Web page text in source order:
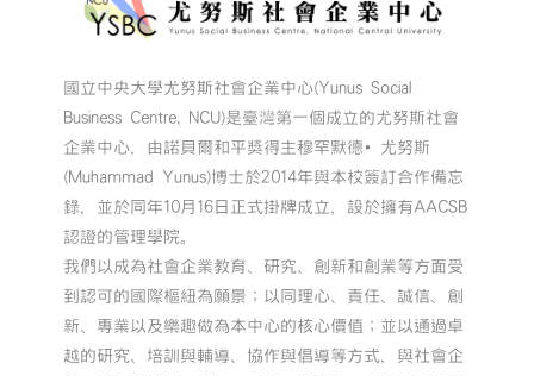
國立中央大學尤努斯社會企業中心(Yunus Social
Business Centre, NCU)是臺灣第一個成立的尤努斯社會
企業中心，由諾貝爾和平獎得主穆罕默德•尤努斯
(Muhammad Yunus)博士於2014年與本校簽訂合作備忘
錄，並於同年10月16日正式掛牌成立，設於擁有AACSB
認證的管理學院。
我們以成為社會企業教育、研究、創新和創業等方面受
到認可的國際樞紐為願景；以同理心、責任、誠信、創
新、專業以及樂趣做為本中心的核心價值；並以通過卓
越的研究、培訓與輔導、協作與倡導等方式，與社會企